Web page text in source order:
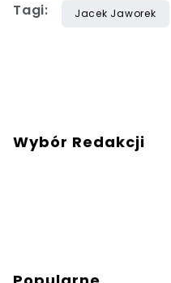
Tagi: Jacek Jaworek
Wybór Redakcji